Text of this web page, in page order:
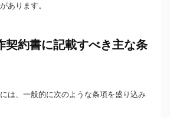
あります。
契約書に記載すべき主な条
は、一般的に次のような条項を盛り込み